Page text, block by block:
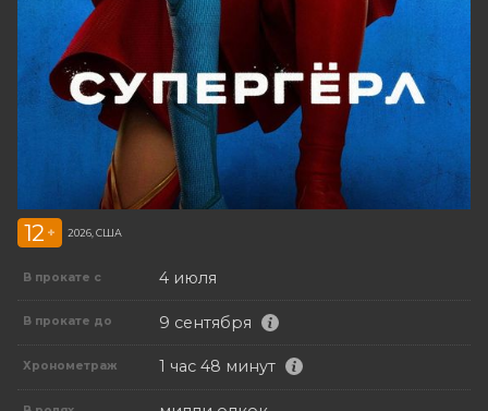
12 + 2026, США
В прокате с 4 июля
В прокате до 9 сентября
Хронометраж 1 час 48 минут